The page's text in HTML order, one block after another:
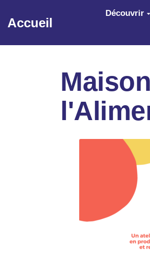
Aller au contenu principal
Accueil
Découvrir